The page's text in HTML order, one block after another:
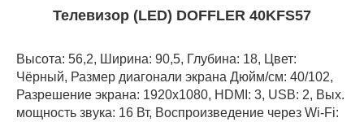
Телевизор (LED) DOFFLER 40KFS57
Высота: 56,2, Ширина: 90,5, Глубина: 18, Цвет:
Чёрный, Размер диагонали экрана Дюйм/см: 40/102,
Разрешение экрана: 1920x1080, HDMI: 3, USB: 2, Вых.
мощность звука: 16 Вт, Воспроизведение через Wi-Fi: